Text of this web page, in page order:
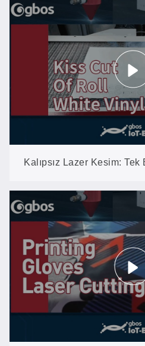
Kalıpsız Lazer Kesim:
Beş